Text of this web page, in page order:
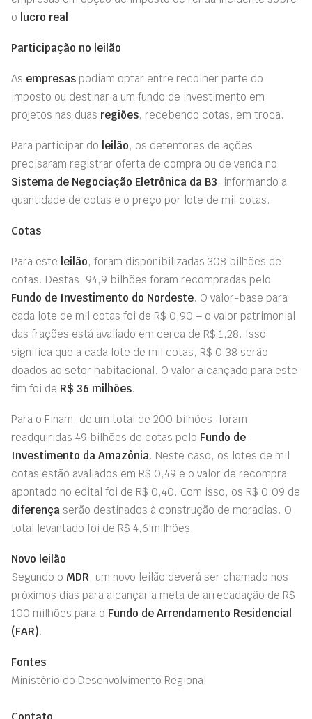
o lucro real .
Participação no leilão
As empresas podiam optar entre recolher parte do
imposto ou destinar a um fundo de investimento em
projetos nas duas regiões, recebendo cotas, em troca.
Para participar do leilão, os detentores de ações
precisaram registrar oferta de compra ou de venda no
Sistema de Negociação Eletrônica da B3, informando a
quantidade de cotas e o preço por lote de mil cotas.
Cotas
Para este leilão, foram disponibilizadas 308 bilhões de
cotas. Destas, 94,9 bilhões foram recompradas pelo
Fundo de Investimento do Nordeste. O valor-base para
cada lote de mil cotas foi de R$ 0,90 – o valor patrimonial
das frações está avaliado em cerca de R$ 1,28. Isso
significa que a cada lote de mil cotas, R$ 0,38 serão
doados ao setor habitacional. O valor alcançado para este
fim foi de R$ 36 milhões.
Para o Finam, de um total de 200 bilhões, foram
readquiridas 49 bilhões de cotas pelo Fundo de
Investimento da Amazônia. Neste caso, os lotes de mil
cotas estão avaliados em R$ 0,49 e o valor de recompra
apontado no edital foi de R$ 0,40. Com isso, os R$ 0,09 de
diferença serão destinados à construção de moradias. O
total levantado foi de R$ 4,6 milhões.
Novo leilão
Segundo o MDR, um novo leilão deverá ser chamado nos
próximos dias para alcançar a meta de arrecadação de R$
100 milhões para o Fundo de Arrendamento Residencial
(FAR).
Fontes
Ministério do Desenvolvimento Regional